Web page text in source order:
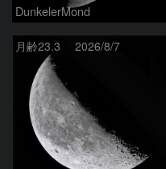
DunkelerMond
月齢23.3 2026/8/7